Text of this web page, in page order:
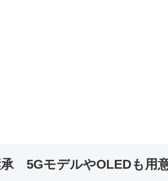
5GモデルやOLEDも用